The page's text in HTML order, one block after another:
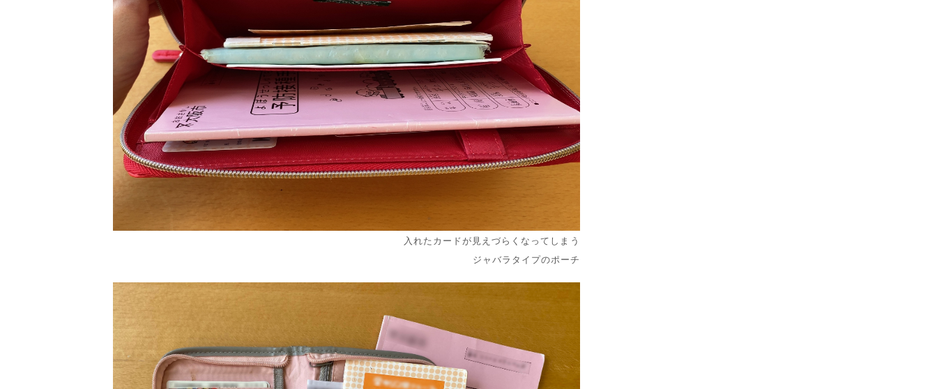
入れたカードが見えづらくなってしまう
ジャバラタイプのポーチ